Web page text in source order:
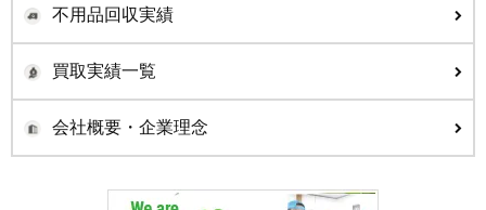
不用品回収実績
買取実績一覧
会社概要・企業理念